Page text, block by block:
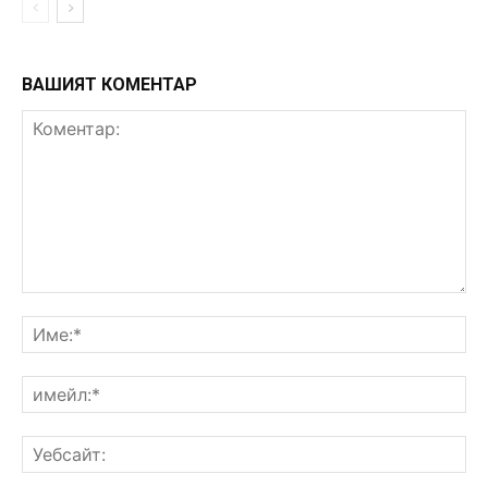
ВАШИЯТ КОМЕНТАР